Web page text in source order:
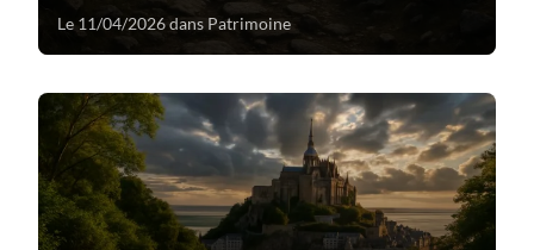
Le 11/04/2026 dans Patrimoine